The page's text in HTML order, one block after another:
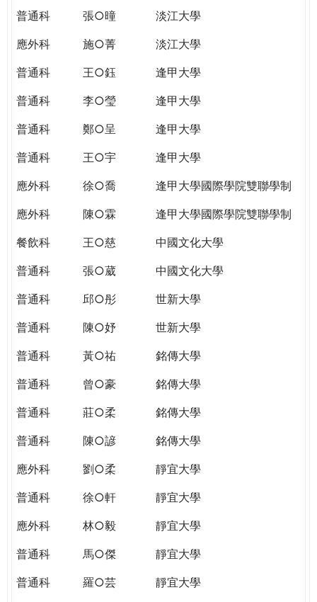
普通科
張○曈
淡江大學
應外科
施○菁
淡江大學
普通科
王○鈺
逢甲大學
普通科
李○瑩
逢甲大學
普通科
鄭○呈
逢甲大學
普通科
王○宇
逢甲大學
應外科
徐○喬
逢甲大學國際學院雙聯學制
應外科
陳○霖
逢甲大學國際學院雙聯學制
餐飲科
王○慈
中國文化大學
普通科
張○葳
中國文化大學
普通科
邱○彤
世新大學
普通科
陳○妤
世新大學
普通科
黃○祐
銘傳大學
普通科
曾○豪
銘傳大學
普通科
莊○柔
銘傳大學
普通科
陳○諺
銘傳大學
應外科
劉○柔
靜宜大學
普通科
徐○軒
靜宜大學
應外科
林○毅
靜宜大學
普通科
馬○傑
靜宜大學
普通科
羅○芸
靜宜大學